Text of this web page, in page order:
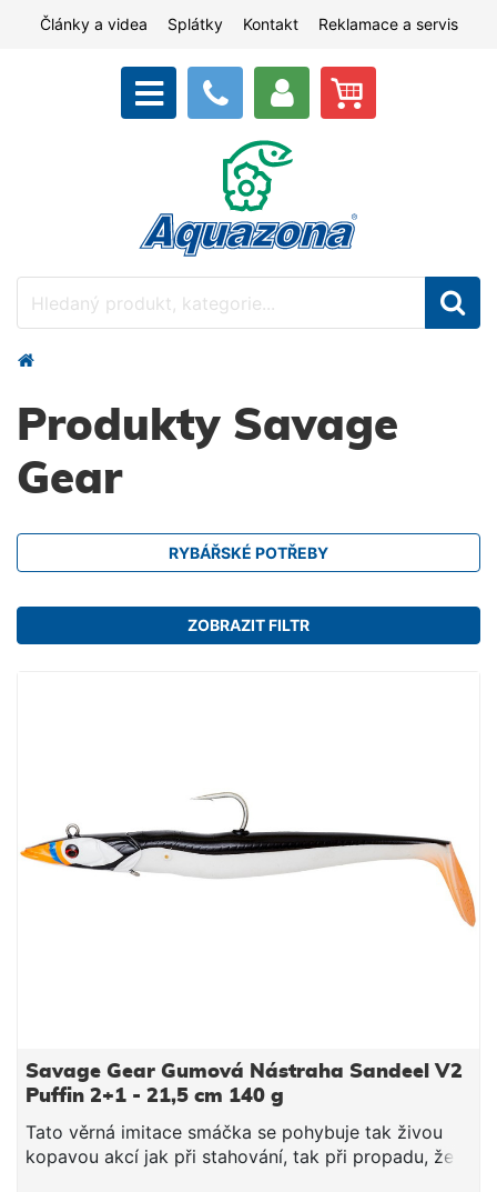
Články a videa Splátky Kontakt Reklamace a servis
Produkty Savage
Gear
RYBÁŘSKÉ POTŘEBY
ZOBRAZIT FILTR
Savage Gear Gumová Nástraha Sandeel V2
Puffin 2+1 - 21,5 cm 140 g
Tato věrná imitace smáčka se pohybuje tak živou
kopavou akcí jak při stahování, tak při propadu, že